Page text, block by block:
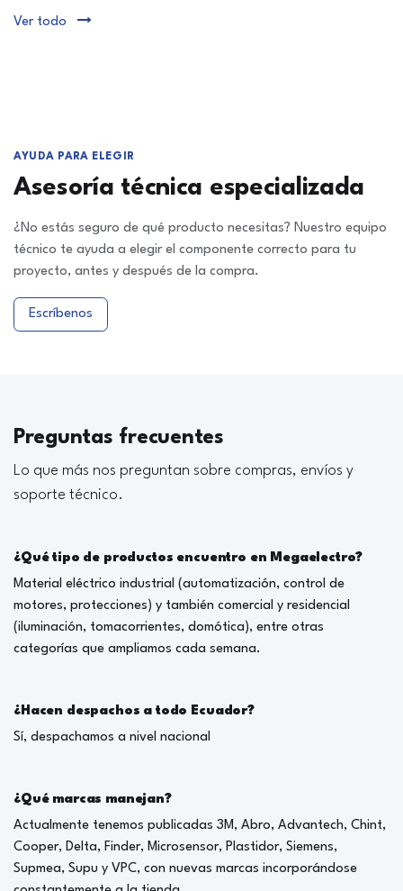
Ver todo
AYUDA PARA ELEGIR
Asesoría técnica especializada
¿No estás seguro de qué producto necesitas? Nuestro equipo
técnico te ayuda a elegir el componente correcto para tu
proyecto, antes y después de la compra.
Escríbenos
Preguntas frecuentes
Lo que más nos preguntan sobre compras, envíos y
soporte técnico.
¿Qué tipo de productos encuentro en Megaelectro?
Material eléctrico industrial (automatización, control de
motores, protecciones) y también comercial y residencial
(iluminación, tomacorrientes, domótica), entre otras
categorías que ampliamos cada semana.
¿Hacen despachos a todo Ecuador?
Sí, despachamos a nivel nacional
¿Qué marcas manejan?
Actualmente tenemos publicadas 3M, Abro, Advantech, Chint,
Cooper, Delta, Finder, Microsensor, Plastidor, Siemens,
Supmea, Supu y VPC, con nuevas marcas incorporándose